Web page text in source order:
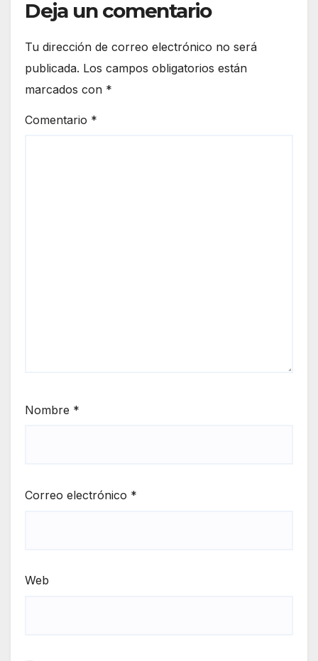
Deja un comentario
Tu dirección de correo electrónico no será
publicada. Los campos obligatorios están
marcados con *
Comentario *
Nombre *
Correo electrónico *
Web